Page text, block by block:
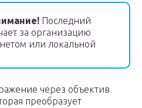
Последний
за организацию
или локальной
через объектив
преобразует